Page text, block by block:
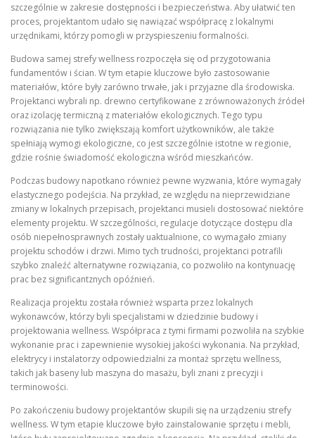
szczególnie w zakresie dostępności i bezpieczeństwa. Aby ułatwić ten
proces, projektantom udało się nawiązać współpracę z lokalnymi
urzędnikami, którzy pomogli w przyspieszeniu formalności.
Budowa samej strefy wellness rozpoczęła się od przygotowania
fundamentów i ścian. W tym etapie kluczowe było zastosowanie
materiałów, które były zarówno trwałe, jak i przyjazne dla środowiska.
Projektanci wybrali np. drewno certyfikowane z zrównoważonych źródeł
oraz izolację termiczną z materiałów ekologicznych. Tego typu
rozwiązania nie tylko zwiększają komfort użytkowników, ale także
spełniają wymogi ekologiczne, co jest szczególnie istotne w regionie,
gdzie rośnie świadomość ekologiczna wśród mieszkańców.
Podczas budowy napotkano również pewne wyzwania, które wymagały
elastycznego podejścia. Na przykład, ze względu na nieprzewidziane
zmiany w lokalnych przepisach, projektanci musieli dostosować niektóre
elementy projektu. W szczególności, regulacje dotyczące dostępu dla
osób niepełnosprawnych zostały uaktualnione, co wymagało zmiany
projektu schodów i drzwi. Mimo tych trudności, projektanci potrafili
szybko znaleźć alternatywne rozwiązania, co pozwoliło na kontynuację
prac bez significantznych opóźnień.
Realizacja projektu została również wsparta przez lokalnych
wykonawców, którzy byli specjalistami w dziedzinie budowy i
projektowania wellness. Współpraca z tymi firmami pozwoliła na szybkie
wykonanie prac i zapewnienie wysokiej jakości wykonania. Na przykład,
elektrycy i instalatorzy odpowiedzialni za montaż sprzętu wellness,
takich jak baseny lub maszyna do masażu, byli znani z precyzji i
terminowości.
Po zakończeniu budowy projektantów skupili się na urządzeniu strefy
wellness. W tym etapie kluczowe było zainstalowanie sprzętu i mebli,